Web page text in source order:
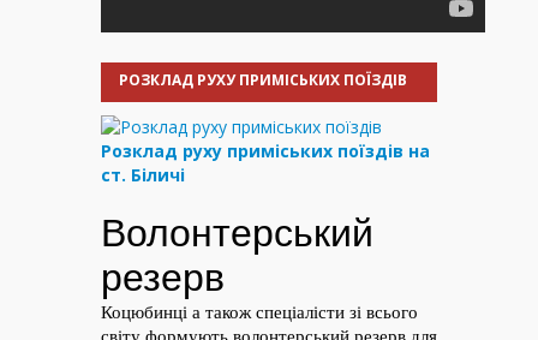
РОЗКЛАД РУХУ ПРИМІСЬКИХ ПОЇЗДІВ
Розклад руху приміських поїздів на
ст. Біличі